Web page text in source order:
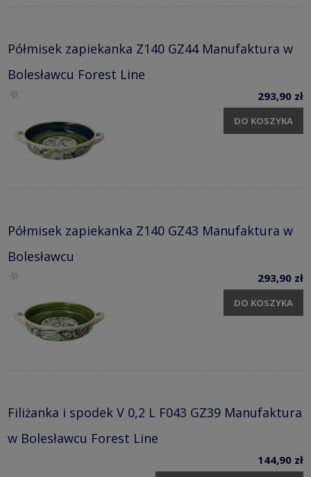
Półmisek zapiekanka Z140 GZ44 Manufaktura w
Bolesławcu Forest Line
293,90 zł
DO KOSZYKA
Półmisek zapiekanka Z140 GZ43 Manufaktura w
Bolesławcu
293,90 zł
DO KOSZYKA
Filiżanka i spodek V 0,2 L F043 GZ39 Manufaktura
w Bolesławcu Forest Line
144,90 zł